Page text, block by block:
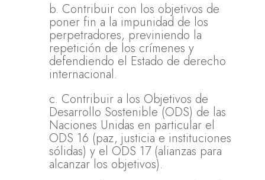
b. Contribuir con los objetivos de
poner fin a la impunidad de los
perpetradores, previniendo la
repetición de los crímenes y
defendiendo el Estado de derecho
internacional.
c. Contribuir a los Objetivos de
Desarrollo Sostenible (ODS) de las
Naciones Unidas en particular el
ODS 16 (paz, justicia e instituciones
sólidas) y el ODS 17 (alianzas para
alcanzar los objetivos).